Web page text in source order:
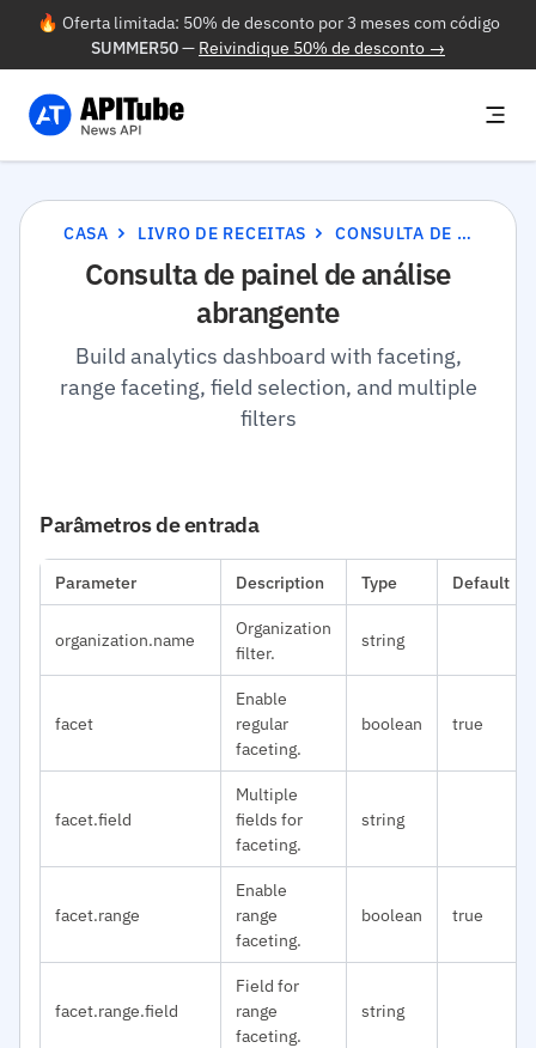
🔥 Oferta limitada: 50% de desconto por 3 meses com código
SUMMER50— Reivindique 50% de desconto →
CASA LIVRO DE RECEITAS CONSULTA DE PAINEL DE ANÁLISE ABRANGENTE
Consulta de painel de análise
abrangente
Build analytics dashboard with faceting,
range faceting, field selection, and multiple
filters
Parâmetros de entrada
Parameter Description Type Default
organization.name
Organization
filter.
string
facet
Enable
regular
faceting.
boolean true
facet.field
Multiple
fields for
faceting.
string
facet.range
Enable
range
faceting.
boolean true
facet.range.field
Field for
range
faceting.
string